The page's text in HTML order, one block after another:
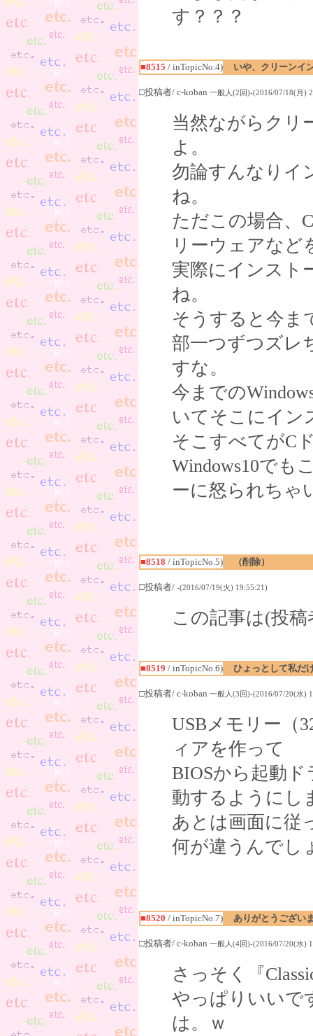
す？？？
■8515 / inTopicNo.4) いや、クリーンイ
□投稿者/ c-koban 一般人(2回)-(2016/07/18(月)
当然ながらクリ
よ。
勿論すんなりイ
ね。
ただこの場合、
リーウェアなど
実際にインスト
ね。
そうすると今ま
部一つずつズレ
すな。
今までの
いてそこにイン
そこすべてがC
Windows10でも
ーに怒られちゃ
■8518 / inTopicNo.5) （削除）
□投稿者/ -(2016/07/19(火) 19:55:21)
この記事は(投
■8519 / inTopicNo.6) ひょっとして私だ
□投稿者/ c-koban 一般人(3回)-(2016/07/20(水)
USBメモリー（
ィアを作って
BIOSから起動
動するようにし
あとは画面に従
何が違うんでし
■8520 / inTopicNo.7) ありがとうござい
□投稿者/ c-koban 一般人(4回)-(2016/07/20(水)
さっそく『
やっぱりいいで
は。ｗ